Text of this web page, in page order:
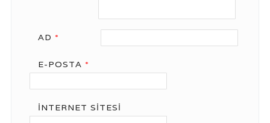
AD *
E-POSTA *
İNTERNET SITESI